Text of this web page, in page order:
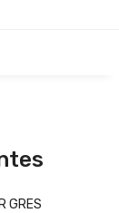
GRES